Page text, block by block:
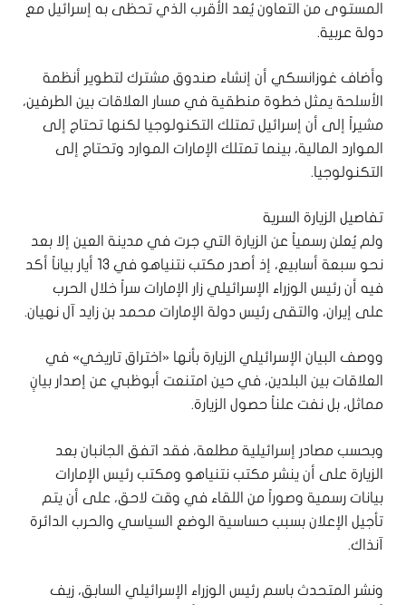
المستوى من التعاون يُعد الأقرب الذي تحظى به إسرائيل مع
دولة عربية.
وأضاف غوزانسكي أن إنشاء صندوق مشترك لتطوير أنظمة
الأسلحة يمثل خطوة منطقية في مسار العلاقات بين الطرفين،
مشيراً إلى أن إسرائيل تمتلك التكنولوجيا لكنها تحتاج إلى
الموارد المالية، بينما تمتلك الإمارات الموارد وتحتاج إلى
التكنولوجيا.
تفاصيل الزيارة السرية
ولم يُعلن رسمياً عن الزيارة التي جرت في مدينة العين إلا بعد
نحو سبعة أسابيع، إذ أصدر مكتب نتنياهو في 13 أيار بياناً أكد
فيه أن رئيس الوزراء الإسرائيلي زار الإمارات سراً خلال الحرب
على إيران، والتقى رئيس دولة الإمارات محمد بن زايد آل نهيان.
ووصف البيان الإسرائيلي الزيارة بأنها «اختراق تاريخي» في
العلاقات بين البلدين، في حين امتنعت أبوظبي عن إصدار بيانٍ
مماثل، بل نفت علناً حصول الزيارة.
وبحسب مصادر إسرائيلية مطلعة، فقد اتفق الجانبان بعد
الزيارة على أن ينشر مكتب نتنياهو ومكتب رئيس الإمارات
بيانات رسمية وصوراً من اللقاء في وقت لاحق، على أن يتم
تأجيل الإعلان بسبب حساسية الوضع السياسي والحرب الدائرة
آنذاك.
ونشر المتحدث باسم رئيس الوزراء الإسرائيلي السابق، زيف